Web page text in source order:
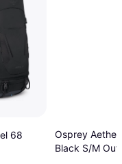
68
Osprey
Black S/M